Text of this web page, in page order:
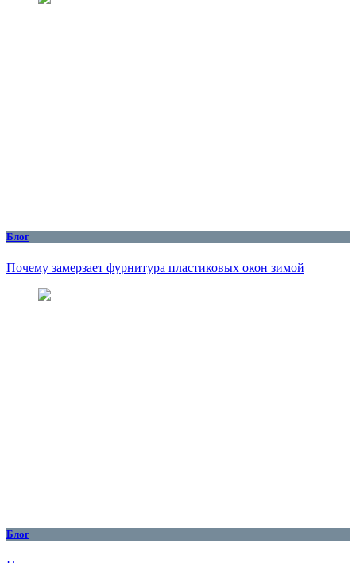
Блог
Почему замерзает фурнитура пластиковых окон зимой
Блог